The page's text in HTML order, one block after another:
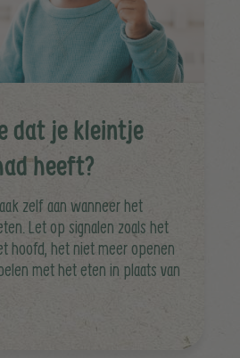
dat je kleintje
heeft?
zelf aan wanneer het
Let op signalen zoals het
hoofd, het niet meer openen
met het eten in plaats van